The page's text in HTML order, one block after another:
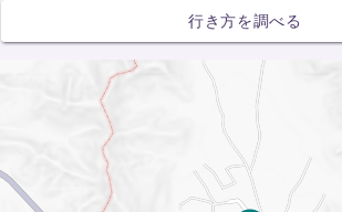
行き方を調べる